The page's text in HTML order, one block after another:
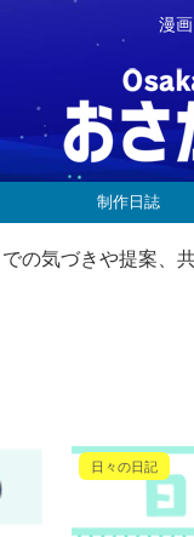
漫
制作日誌
の気づきや提案、
日々の日記